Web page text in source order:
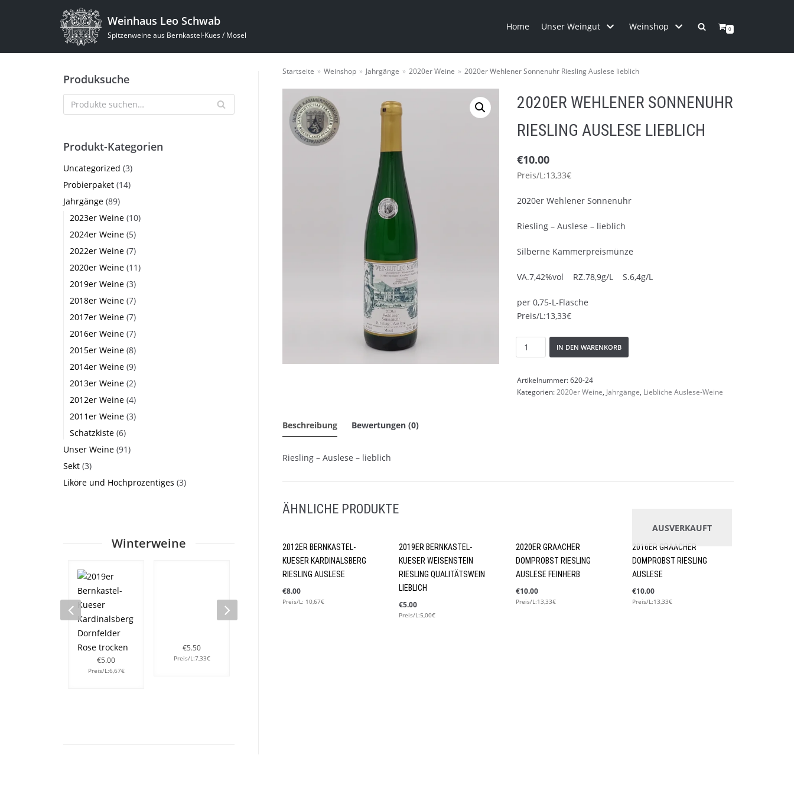
Weinhaus Leo Schwab
Spitzenweine aus Bernkastel-Kues / Mosel
Home Unser Weingut Weinshop 0
Produksuche
Produkt-Kategorien
Uncategorized (3)
Probierpaket (14)
Jahrgänge (89)
2023er Weine (10)
2024er Weine (5)
2022er Weine (7)
2020er Weine (11)
2019er Weine (3)
2018er Weine (7)
2017er Weine (7)
2016er Weine (7)
2015er Weine (8)
2014er Weine (9)
2013er Weine (2)
2012er Weine (4)
2011er Weine (3)
Schatzkiste (6)
Unser Weine (91)
Sekt (3)
Liköre und Hochprozentiges (3)
Winterweine
€5.00
Preis/L:6,67€
€5.50
Preis/L:7,33€
Startseite » Weinshop » Jahrgänge » 2020er Weine » 2020er Wehlener Sonnenuhr Riesling Auslese lieblich
2020ER WEHLENER SONNENUHR
RIESLING AUSLESE LIEBLICH
€10.00
Preis/L:13,33€
2020er Wehlener Sonnenuhr
Riesling – Auslese – lieblich
Silberne Kammerpreismünze
VA.7,42%vol RZ.78,9g/L S.6,4g/L
per 0,75-L-Flasche
Preis/L:13,33€
IN DEN WARENKORB
Artikelnummer:620-24
Kategorien:2020er Weine, Jahrgänge, Liebliche Auslese-Weine
Beschreibung Bewertungen (0)
Riesling – Auslese – lieblich
ÄHNLICHE PRODUKTE
2012ER BERNKASTEL-
KUESER KARDINALSBERG
RIESLING AUSLESE
€8.00
Preis/L: 10,67€
2019ER BERNKASTEL-
KUESER WEISENSTEIN
RIESLING QUALITÄTSWEIN
LIEBLICH
€5.00
Preis/L:5,00€
2020ER GRAACHER
DOMPROBST RIESLING
AUSLESE FEINHERB
€10.00
Preis/L:13,33€
AUSVERKAUFT
2016ER GRAACHER
DOMPROBST RIESLING
AUSLESE
€10.00
Preis/L:13,33€